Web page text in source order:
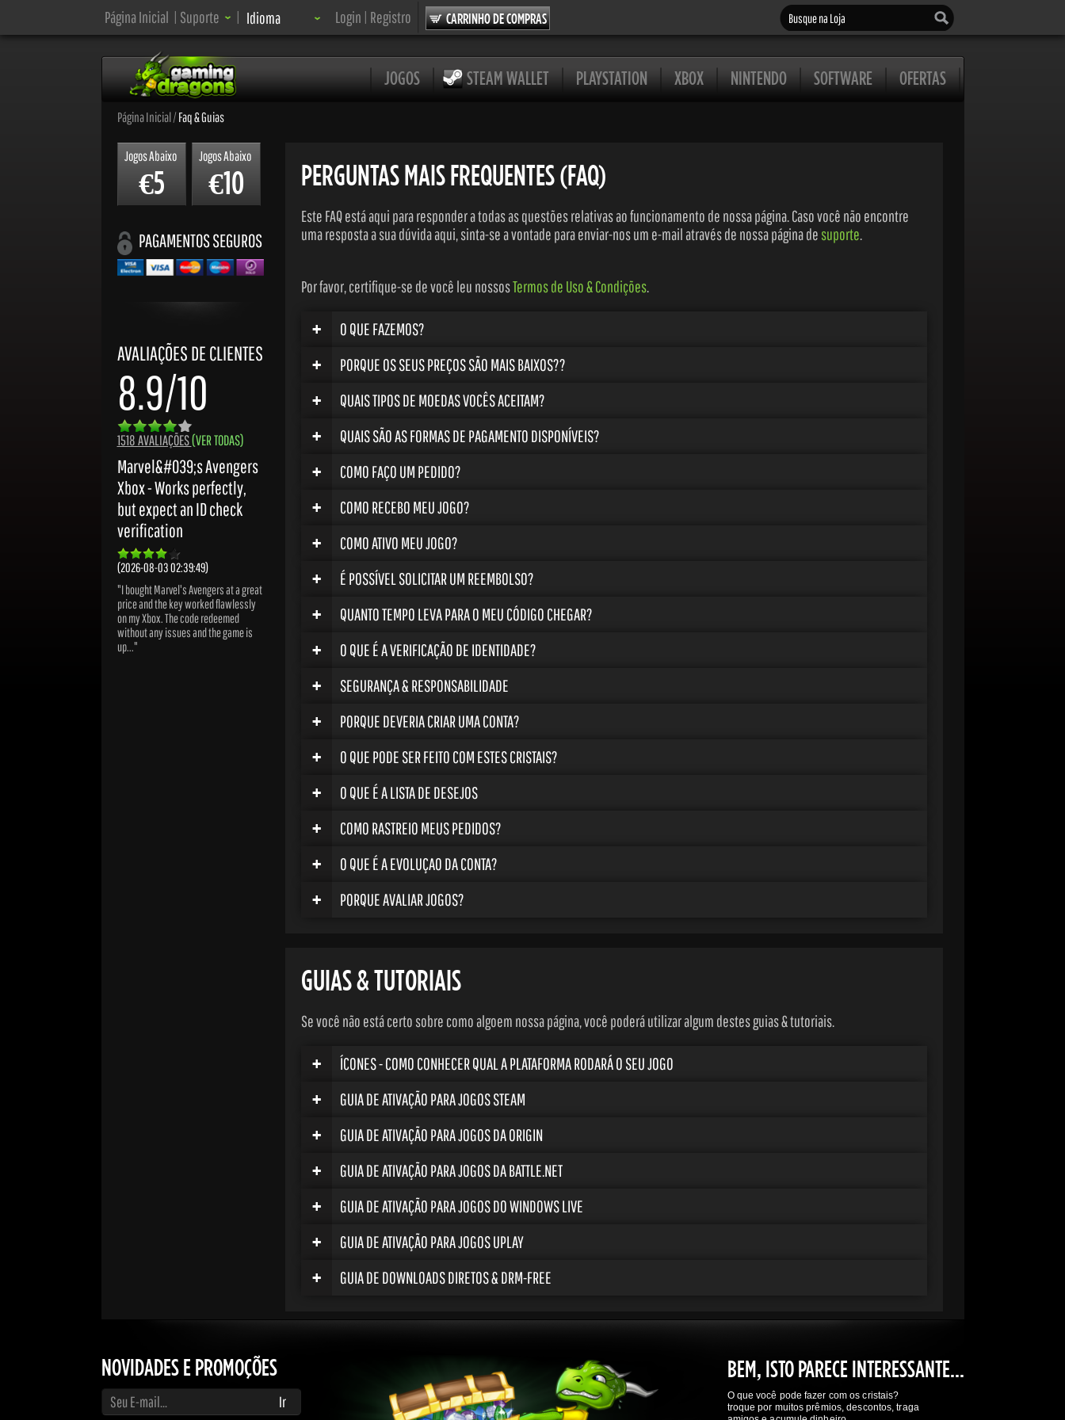
Página Inicial | Suporte | Idioma
Idioma: Login | Registro CARRINHO DE COMPRAS Busque na Loja
JOGOS STEAM WALLET PLAYSTATION XBOX NINTENDO SOFTWARE OFERTAS
Página Inicial/Faq & Guias
Jogos Abaixo
€5
Jogos Abaixo
€10
PAGAMENTOS SEGUROS
AVALIAÇÕES DE CLIENTES
8.9/10
1518 AVALIAÇÕES(VER TODAS)
Marvel&#039;s Avengers
Xbox - Works perfectly,
but expect an ID check
verification
(2026-08-03 02:39:49)
"I bought Marvel's Avengers at a great
price and the key worked flawlessly
on my Xbox. The code redeemed
without any issues and the game is
up..."
PERGUNTAS MAIS FREQUENTES (FAQ)
Este FAQ está aqui para responder a todas as questões relativas ao funcionamento de nossa página. Caso você não encontre
uma resposta a sua dúvida aqui, sinta-se a vontade para enviar-nos um e-mail através de nossa página de suporte.
Por favor, certifique-se de você leu nossosTermos de Uso & Condições.
+ O QUE FAZEMOS?
+ PORQUE OS SEUS PREÇOS SÃO MAIS BAIXOS??
+ QUAIS TIPOS DE MOEDAS VOCÊS ACEITAM?
+ QUAIS SÃO AS FORMAS DE PAGAMENTO DISPONÍVEIS?
+ COMO FAÇO UM PEDIDO?
+ COMO RECEBO MEU JOGO?
+ COMO ATIVO MEU JOGO?
+ É POSSÍVEL SOLICITAR UM REEMBOLSO?
+ QUANTO TEMPO LEVA PARA O MEU CÓDIGO CHEGAR?
+ O QUE É A VERIFICAÇÃO DE IDENTIDADE?
+ SEGURANÇA & RESPONSABILIDADE
+ PORQUE DEVERIA CRIAR UMA CONTA?
+ O QUE PODE SER FEITO COM ESTES CRISTAIS?
+ O QUE É A LISTA DE DESEJOS
+ COMO RASTREIO MEUS PEDIDOS?
+ O QUE É A EVOLUÇAO DA CONTA?
+ PORQUE AVALIAR JOGOS?
GUIAS & TUTORIAIS
Se você não está certo sobre como algoem nossa página, você poderá utilizar algum destes guias & tutoriais.
+ ÍCONES - COMO CONHECER QUAL A PLATAFORMA RODARÁ O SEU JOGO
+ GUIA DE ATIVAÇÃO PARA JOGOS STEAM
+ GUIA DE ATIVAÇÃO PARA JOGOS DA ORIGIN
+ GUIA DE ATIVAÇÃO PARA JOGOS DA BATTLE.NET
+ GUIA DE ATIVAÇÃO PARA JOGOS DO WINDOWS LIVE
+ GUIA DE ATIVAÇÃO PARA JOGOS UPLAY
+ GUIA DE DOWNLOADS DIRETOS & DRM-FREE
NOVIDADES E PROMOÇÕES
Digite seu e-mail para receber atualizações e promoções Ir
BEM, ISTO PARECE INTERESSANTE...
O que você pode fazer com os cristais?
troque por muitos prêmios, descontos, traga